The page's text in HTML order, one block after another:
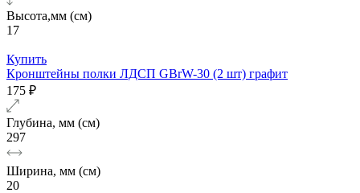
Высота,мм (см)
17
Купить
Кронштейны полки ЛДСП GBrW-30 (2 шт) графит
175 ₽
Глубина, мм (см)
297
Ширина, мм (см)
20